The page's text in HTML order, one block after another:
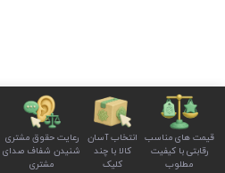
قیمت های مناسب
رقابتی با کیفیت
مطلوب
انتخاب آسان
کالا با چند
کلیک
رعایت حقوق مشتری
شنیدن شفاف صدای
مشتری